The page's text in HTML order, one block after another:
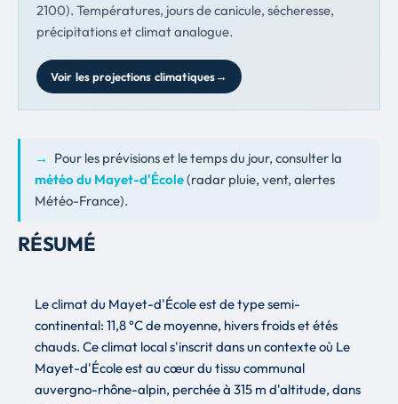
2100). Températures, jours de canicule, sécheresse,
précipitations et climat analogue.
Voir les projections climatiques
→ Pour les prévisions et le temps du jour, consulter la
météo du Mayet-d'École(radar pluie, vent, alertes
Météo-France).
RÉSUMÉ
Le climat du Mayet-d'École est de type semi-
continental: 11,8 °C de moyenne, hivers froids et étés
chauds. Ce climat local s'inscrit dans un contexte où Le
Mayet-d'École est au cœur du tissu communal
auvergno-rhône-alpin, perchée à 315 m d'altitude, dans